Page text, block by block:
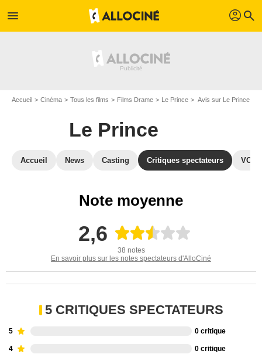
menu profil search
Accueil Cinéma Tous les films Films Drame Le Prince Avis sur Le Prince
Le Prince
Accueil News Casting Critiques spectateurs VOD
Note moyenne
2,6
38 notes
En savoir plus sur les notes spectateurs d'AlloCiné
5 CRITIQUES SPECTATEURS
5 0 critique
4 0 critique